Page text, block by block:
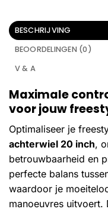
BESCHRIJVING
BEOORDELINGEN (0)
V & A
Maximale
voor jouw
Optimaliseer je
achterwiel 20 inch,
betrouwbaarheid en
perfecte balans
waardoor je
manoeuvres uitvoert.